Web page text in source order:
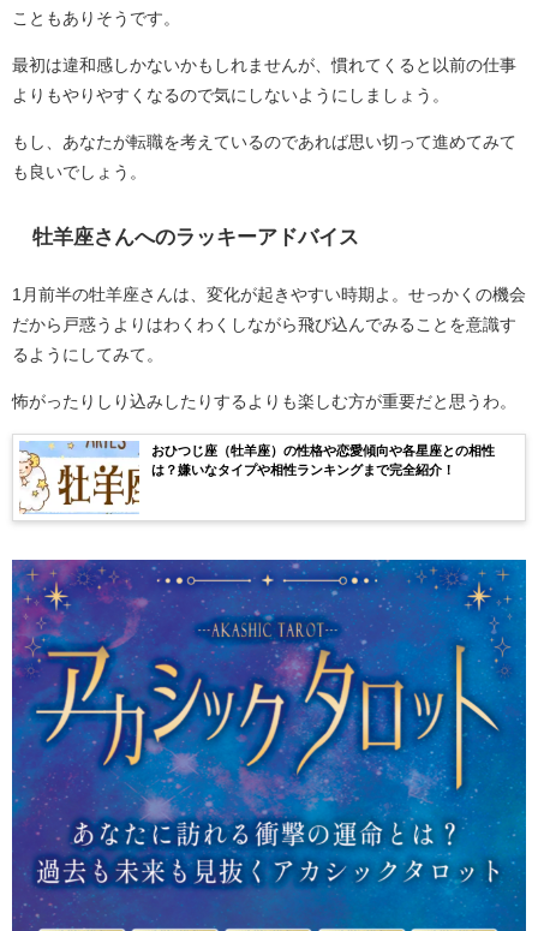
こともありそうです。
最初は違和感しかないかもしれませんが、慣れてくると以前の仕事
よりもやりやすくなるので気にしないようにしましょう。
もし、あなたが転職を考えているのであれば思い切って進めてみて
も良いでしょう。
牡羊座さんへのラッキーアドバイス
1月前半の牡羊座さんは、変化が起きやすい時期よ。せっかくの機会
だから戸惑うよりはわくわくしながら飛び込んでみることを意識す
るようにしてみて。
怖がったりしり込みしたりするよりも楽しむ方が重要だと思うわ。
おひつじ座（牡羊座）の性格や恋愛傾向や各星座との相性
は？嫌いなタイプや相性ランキングまで完全紹介！